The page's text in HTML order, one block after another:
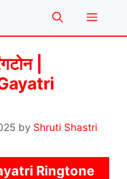
Menu
|
by Shruti Shastri
Ringtone